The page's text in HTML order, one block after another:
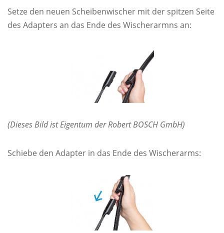
Setze den neuen Scheibenwischer mit der spitzen Seite
des Adapters an das Ende des Wischerarmns an:
(Dieses Bild ist Eigentum der Robert BOSCH GmbH)
Schiebe den Adapter in das Ende des Wischerarms: